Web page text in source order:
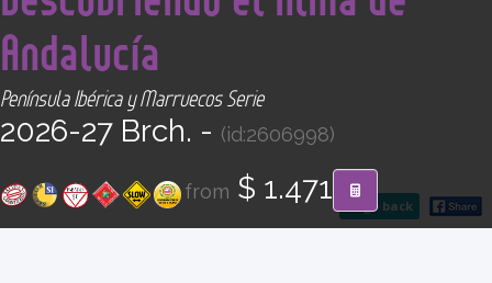
CONTACT
go back
Andalucía
Península Ibérica y Marruecos Serie
2026-27 Brch. - (id:2606998)
from $ 1.471